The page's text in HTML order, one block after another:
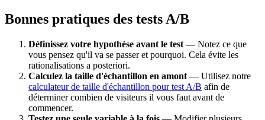
Bonnes pratiques des tests A/B
Définissez votre hypothèse avant le test — Notez ce que
vous pensez qu'il va se passer et pourquoi. Cela évite les
rationalisations a posteriori.
Calculez la taille d'échantillon en amont — Utilisez notre
calculateur de taille d'échantillon pour test A/B afin de
déterminer combien de visiteurs il vous faut avant de
commencer.